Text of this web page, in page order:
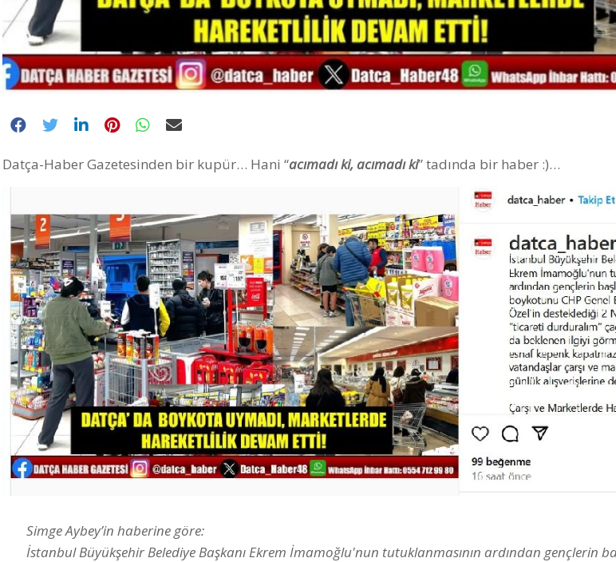
Datça-Haber Gazetesinden bir kupür… Hani “acımadı ki, acımadı ki” tadında bir haber :)…
Simge Aybey’in haberine göre:
İstanbul Büyükşehir Belediye Başkanı Ekrem İmamoğlu'nun tutuklanmasının ardından gençlerin